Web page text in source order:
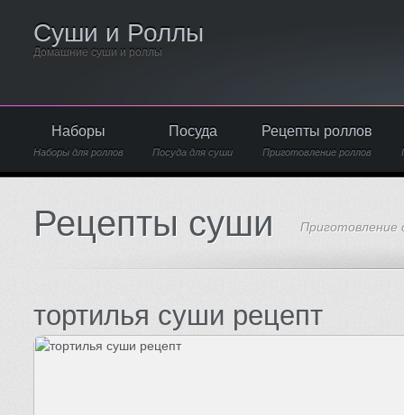
Суши и Роллы
Домашние суши и роллы
Наборы
Наборы для роллов
Посуда
Посуда для суши
Рецепты роллов
Приготовление роллов
Рецепты суши Приготовление
тортилья суши рецепт